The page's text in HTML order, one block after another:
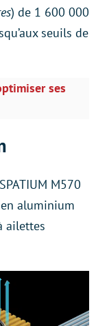
) de 1 600 000
seuils de
ses
M570
aluminium
ailettes